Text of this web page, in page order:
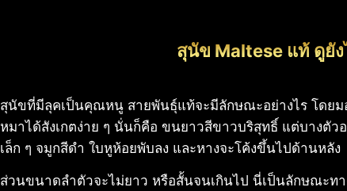
สุนัข Maltese แท้ ดูยัง
สุนัขที่มีลุคเป็นคุณหนู สายพันธุ์แท้จะมีลักษณะอย่างไร โดย
หมาได้สังเกตง่าย ๆ นั่นก็คือ ขนยาวสีขาวบริสุทธิ์ แต่บางตัว
เล็ก ๆ จมูกสีดำ ใบหูห้อยพับลง และหางจะโค้งขึ้นไปด้านหลัง
ส่วนขนาดลำตัวจะไม่ยาว หรือสั้นจนเกินไป นี่เป็นลักษณะท